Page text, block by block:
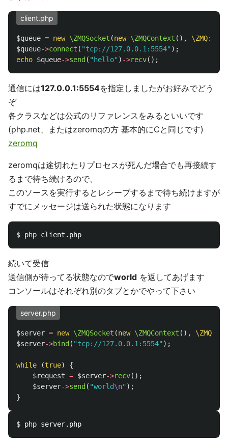
client.php
$queue = new \ZMQSocket (new \ZMQContext (), \ZMQ::
$queue->connect ( "tcp://127.0.0.1:5554" );
echo $queue->send ( "hello" ) ->recv();
通信には127.0.0.1:5554を指定しましたがお好みでどう
ぞ
各クラスなどは公式のリファレンスをみるといいです
(php.net、またはzeromqの方 基本的にCと同じです)
zeromq
zeromqは途切れたりプロセスが死んだ場合でも再接続す
るまで待ち続けるので、
このソースを実行するとレシーブするまで待ち続けますが
すでにメッセージは送られた状態になります
$
続いて受信
送信側が待ってる状態なのでworld を返してあげます
コンソールはそれぞれ別のタブとかでやって下さい
server.php
$server = new \ZMQSocket (new \ZMQContext (), \ZMQ
$server->bind ( "tcp://127.0.0.1:5554" );
while (true)
{
$request = $server->recv();
$server->send ( "world\n" );
}
$